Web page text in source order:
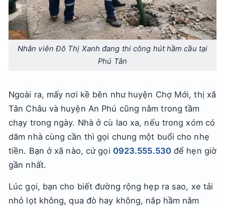
Nhân viên Đô Thị Xanh đang thi công hút hầm cầu tại
Phú Tân
Ngoài ra, mấy nơi kề bên như huyện Chợ Mới, thị xã
Tân Châu và huyện An Phú cũng nằm trong tầm
chạy trong ngày. Nhà ở cù lao xa, nếu trong xóm có
dăm nhà cùng cần thì gọi chung một buổi cho nhẹ
tiền. Bạn ở xã nào, cứ gọi 0923.555.530 để hẹn giờ
gần nhất.
Lúc gọi, bạn cho biết đường rộng hẹp ra sao, xe tải
nhỏ lọt không, qua đò hay không, nắp hầm nằm